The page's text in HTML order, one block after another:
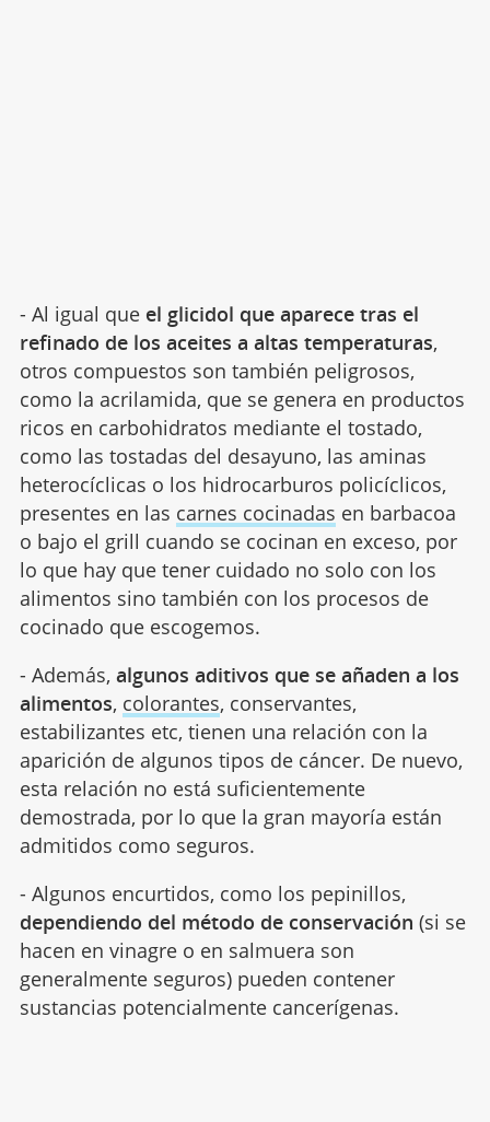
- Al igual que el glicidol que aparece tras el
refinado de los aceites a altas temperaturas,
otros compuestos son también peligrosos,
como la acrilamida, que se genera en productos
ricos en carbohidratos mediante el tostado,
como las tostadas del desayuno, las aminas
heterocíclicas o los hidrocarburos policíclicos,
presentes en las carnes cocinadas en barbacoa
o bajo el grill cuando se cocinan en exceso, por
lo que hay que tener cuidado no solo con los
alimentos sino también con los procesos de
cocinado que escogemos.
- Además, algunos aditivos que se añaden a los
alimentos, colorantes, conservantes,
estabilizantes etc, tienen una relación con la
aparición de algunos tipos de cáncer. De nuevo,
esta relación no está suficientemente
demostrada, por lo que la gran mayoría están
admitidos como seguros.
- Algunos encurtidos, como los pepinillos,
dependiendo del método de conservación (si se
hacen en vinagre o en salmuera son
generalmente seguros) pueden contener
sustancias potencialmente cancerígenas.